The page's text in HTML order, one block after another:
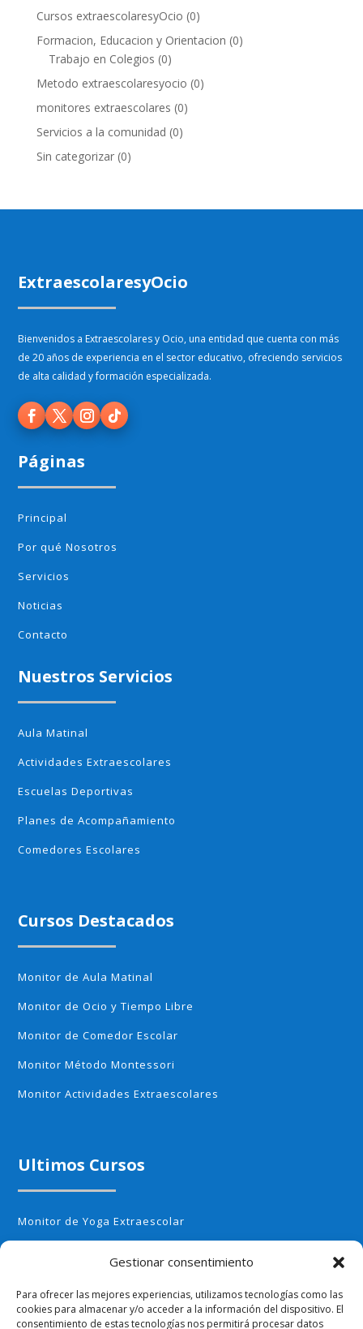
Gestionar consentimiento
Para ofrecer las mejores experiencias, utilizamos tecnologías como las
cookies para almacenar y/o acceder a la información del dispositivo. El
consentimiento de estas tecnologías nos permitirá procesar datos
Cursos extraescolaresyOcio (0)
Formacion, Educacion y Orientacion (0)
Trabajo en Colegios (0)
Metodo extraescolaresyocio (0)
monitores extraescolares (0)
Servicios a la comunidad (0)
Sin categorizar (0)
ExtraescolaresyOcio
Bienvenidos a Extraescolares y Ocio, una entidad que cuenta con más
de 20 años de experiencia en el sector educativo, ofreciendo servicios
de alta calidad y formación especializada.
Páginas
Principal
Por qué Nosotros
Servicios
Noticias
Contacto
Nuestros Servicios
Aula Matinal
Actividades Extraescolares
Escuelas Deportivas
Planes de Acompañamiento
Comedores Escolares
Cursos Destacados
Monitor de Aula Matinal
Monitor de Ocio y Tiempo Libre
Monitor de Comedor Escolar
Monitor Método Montessori
Monitor Actividades Extraescolares
Ultimos Cursos
Monitor de Yoga Extraescolar
Monitor de Huerto Escolar